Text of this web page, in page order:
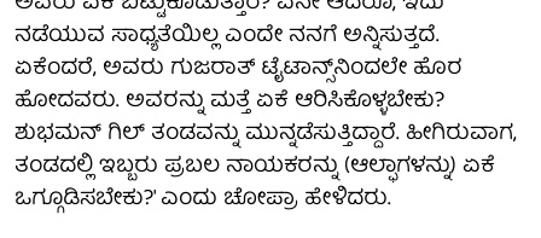
ನಡೆಯುವ ಸಾಧ್ಯತೆಯಿಲ್ಲ ಎಂದೇ ನನಗೆ ಅನ್ನಿಸುತ್ತದೆ.
ಏಕೆಂದರೆ, ಅವರು ಗುಜರಾತ್ ಟೈಟಾನ್ಸ್‌ನಿಂದಲೇ ಹೊರ
ಹೋದವರು. ಅವರನ್ನು ಮತ್ತೆ ಏಕೆ ಆರಿಸಿಕೊಳ್ಳಬೇಕು?
ಶುಭಮನ್ ಗಿಲ್ ತಂಡವನ್ನು ಮುನ್ನಡೆಸುತ್ತಿದ್ದಾರೆ. ಹೀಗಿರುವಾಗ,
ತಂಡದಲ್ಲಿ ಇಬ್ಬರು ಪ್ರಬಲ ನಾಯಕರನ್ನು (ಆಲ್ಫಾಗಳನ್ನು) ಏಕೆ
ಒಗ್ಗೂಡಿಸಬೇಕು?' ಎಂದು ಚೋಪ್ರಾ ಹೇಳಿದರು.